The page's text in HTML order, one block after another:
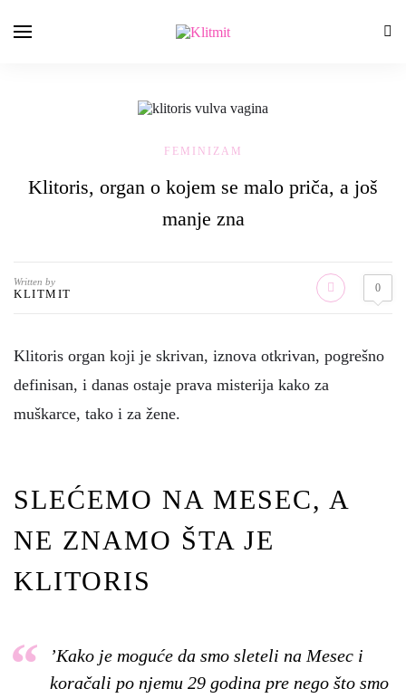
FEMINIZAM
Klitoris, organ o kojem se malo priča, a još
manje zna
Written by
KLITMIT 0
Klitoris organ koji je skrivan, iznova otkrivan, pogrešno
definisan, i danas ostaje prava misterija kako za
muškarce, tako i za žene.
SLEĆEMO NA MESEC, A
NE ZNAMO ŠTA JE
KLITORIS
’Kako je moguće da smo sleteli na Mesec i
koračali po njemu 29 godina pre nego što smo